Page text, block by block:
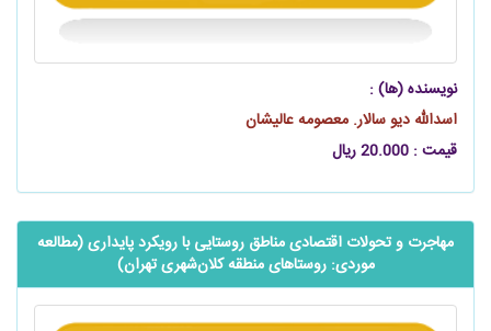
نویسنده (ها) :
اسدالله دیو سالار. معصومه عالیشان
قیمت : 20.000 ریال
مهاجرت و تحولات اقتصادی مناطق روستایی با رویکرد پایداری (مطالعه
موردی: روستاهای منطقه کلان‌شهری تهران)